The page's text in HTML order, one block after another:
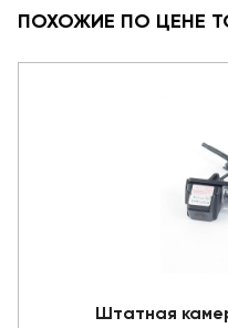
ПОХОЖИЕ ПО ЦЕНЕ
Штатная